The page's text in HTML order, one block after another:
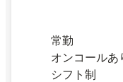
常勤
オンコールあ
シフト制